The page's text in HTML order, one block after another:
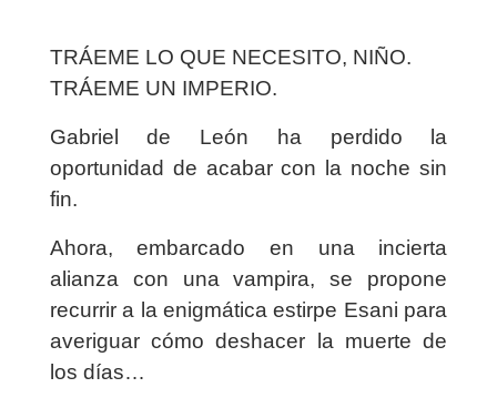
TRÁEME LO QUE NECESITO, NIÑO.
TRÁEME UN IMPERIO.
Gabriel de León ha perdido la
oportunidad de acabar con la noche sin
fin.
Ahora, embarcado en una incierta
alianza con una vampira, se propone
recurrir a la enigmática estirpe Esani para
averiguar cómo deshacer la muerte de
los días…